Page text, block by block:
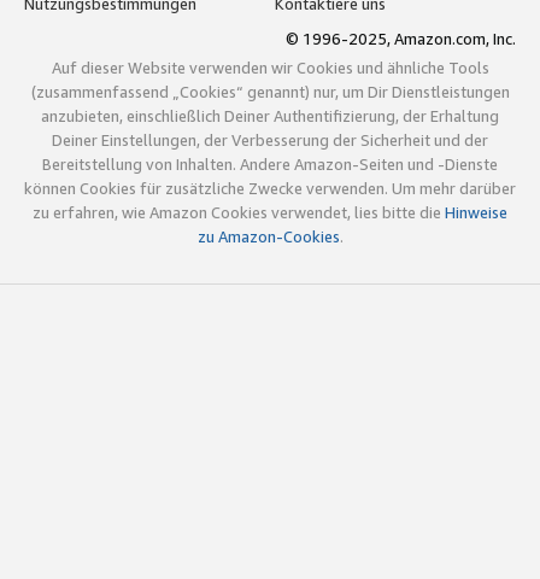
Nutzungsbestimmungen
Kontaktiere uns
© 1996-2025, Amazon.com, Inc.
Auf dieser Website verwenden wir Cookies und ähnliche Tools
(zusammenfassend „Cookies“ genannt) nur, um Dir Dienstleistungen
anzubieten, einschließlich Deiner Authentifizierung, der Erhaltung
Deiner Einstellungen, der Verbesserung der Sicherheit und der
Bereitstellung von Inhalten. Andere Amazon-Seiten und -Dienste
können Cookies für zusätzliche Zwecke verwenden. Um mehr darüber
zu erfahren, wie Amazon Cookies verwendet, lies bitte die Hinweise
zu Amazon-Cookies.